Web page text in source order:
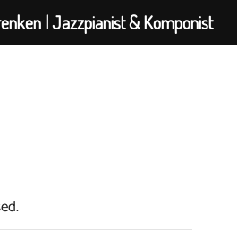
| Jazzpianist & Komponist